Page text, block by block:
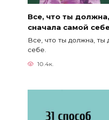
Все, что ты
сначала самой
Все, что ты должна, ты
себе.
10.4к.